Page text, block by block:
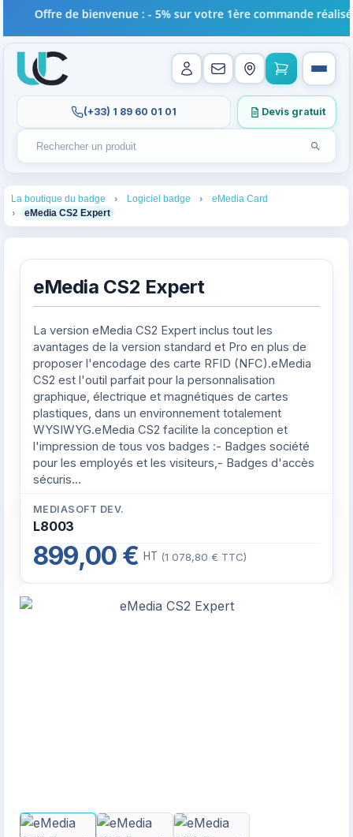
Rechercher un produit
Recherches récentes au focus. Tapez au moins 2
Lancer
(+33) 1 89 60 01 01 Devis gratuit
Offre de bienvenue : - 5% sur votre 1ère commande réalisée
La boutique du badge Logiciel badge eMedia Card
eMedia CS2 Expert 4
eMedia CS2 Expert
La version eMedia CS2 Expert inclus tout les
avantages de la version standard et Pro en plus de
proposer l'encodage des carte RFID (NFC).eMedia
CS2 est l'outil parfait pour la personnalisation
graphique, électrique et magnétiques de cartes
plastiques, dans un environnement totalement
WYSIWYG.eMedia CS2 facilite la conception et
l'impression de tous vos badges :- Badges société
pour les employés et les visiteurs,- Badges d'accès
sécuris...
MEDIASOFT DEV.
L8003
899,00 € HT (1 078,80 € TTC)